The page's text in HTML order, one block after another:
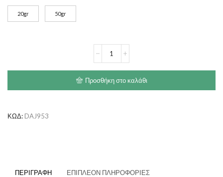
€2.20
through
20gr 50gr
Cichlid
Προσθήκη στο καλάθι
ΚΩΔ: DAJ953
ΠΕΡΙΓΡΑΦΉ ΕΠΙΠΛΈΟΝ ΠΛΗΡΟΦΟΡΊΕΣ